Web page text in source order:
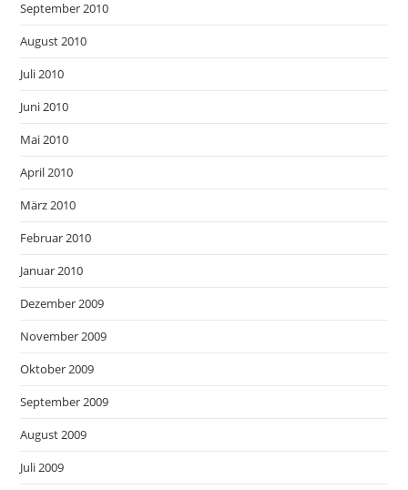
September 2010
August 2010
Juli 2010
Juni 2010
Mai 2010
April 2010
März 2010
Februar 2010
Januar 2010
Dezember 2009
November 2009
Oktober 2009
September 2009
August 2009
Juli 2009